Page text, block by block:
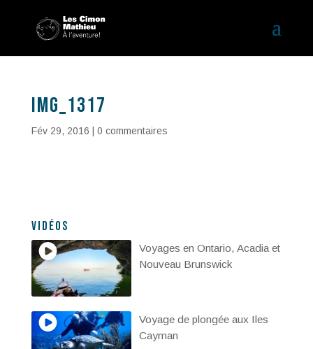
IMG_1317
Fév 29, 2016 0 commentaires
Vidéos
Voyages en Ontario, Acadia et
Nouveau Brunswick
Voyage de plongée aux Iles
Cayman